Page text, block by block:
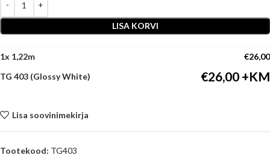
LISA KORVI
1x €26,00
TG 403 (Glossy White)
€26,00
Lisa soovinimekirja
Tootekood: TG403